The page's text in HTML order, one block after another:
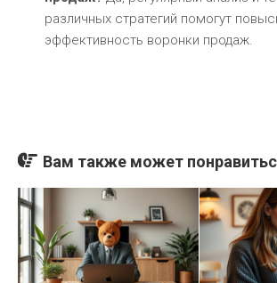
различных стратегий помогут
эффективность воронки продаж.
Вам также может